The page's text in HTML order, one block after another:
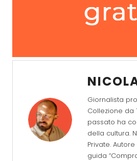
Giornalista
Collezione
passato ha
della cultura.
Private.
guida